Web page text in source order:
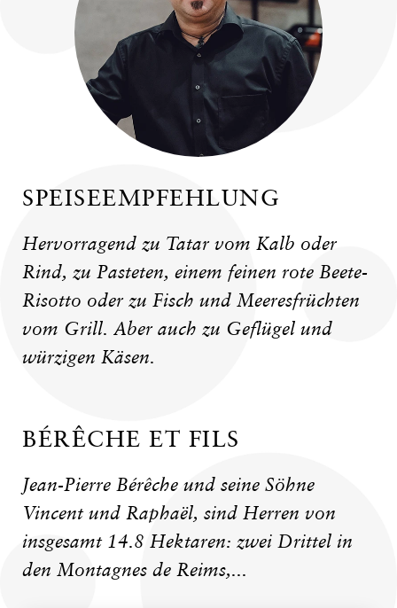
SPEISEEMPFEHLUNG
Hervorragend zu Tatar vom Kalb oder
Rind, zu Pasteten, einem feinen rote Beete-
Risotto oder zu Fisch und Meeresfrüchten
vom Grill. Aber auch zu Geflügel und
würzigen Käsen.
BÉRÊCHE ET FILS
Jean-Pierre Bérêche und seine Söhne
Vincent und Raphaël, sind Herren von
insgesamt 14.8 Hektaren: zwei Drittel in
den Montagnes de Reims,...